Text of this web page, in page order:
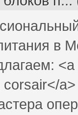
в
<a
corsair</a>